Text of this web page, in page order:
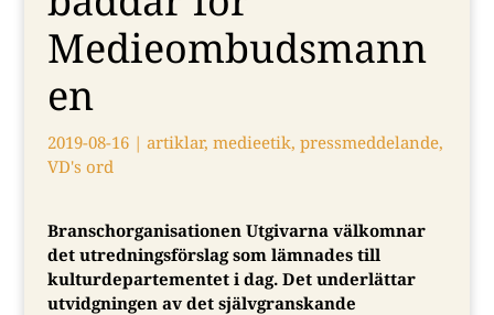
Medieombudsmann
en
2019-08-16| artiklar, medieetik, pressmeddelande,
VD's ord
Branschorganisationen Utgivarna välkomnar
det utredningsförslag som lämnades till
kulturdepartementet i dag. Det underlättar
utvidgningen av det självgranskande